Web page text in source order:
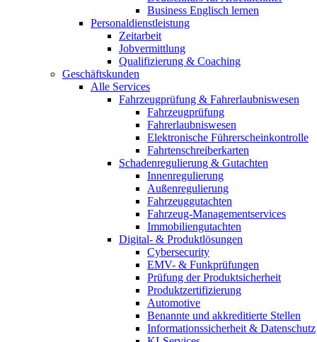
Business Englisch lernen
Personaldienstleistung
Zeitarbeit
Jobvermittlung
Qualifizierung & Coaching
Geschäftskunden
Alle Services
Fahrzeugprüfung & Fahrerlaubniswesen
Fahrzeugprüfung
Fahrerlaubniswesen
Elektronische Führerscheinkontrolle
Fahrtenschreiberkarten
Schadenregulierung & Gutachten
Innenregulierung
Außenregulierung
Fahrzeuggutachten
Fahrzeug-Managementservices
Immobiliengutachten
Digital- & Produktlösungen
Cybersecurity
EMV- & Funkprüfungen
Prüfung der Produktsicherheit
Produktzertifizierung
Automotive
Benannte und akkreditierte Stellen
Informationssicherheit & Datenschutz